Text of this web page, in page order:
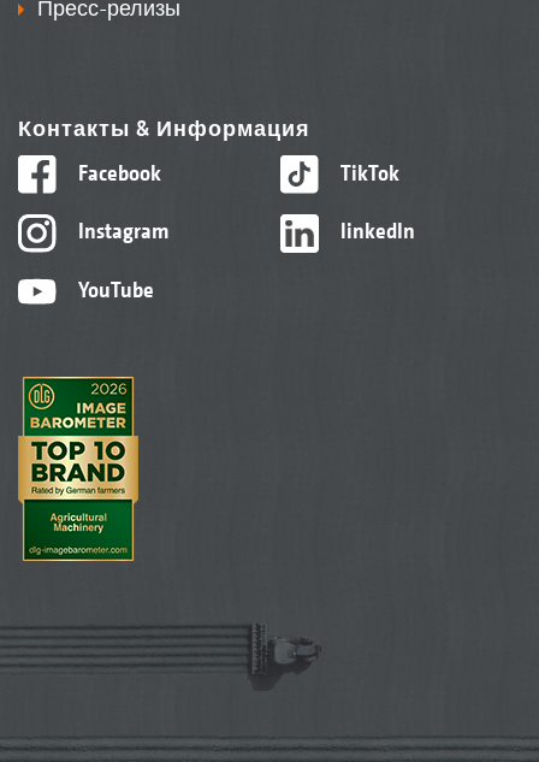
Пресс-релизы
Контакты & Информация
Facebook
Instagram
YouTube
TikTok
linkedIn